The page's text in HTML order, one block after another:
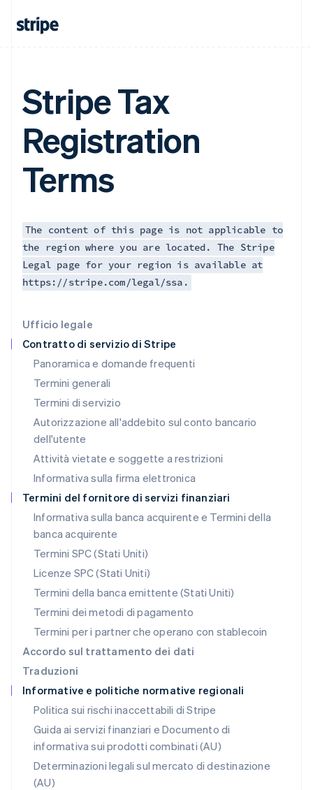
Ufficio legale
Contratto di servizio di Stripe
Panoramica e domande frequenti
Termini generali
Termini di servizio
Autorizzazione all'addebito sul conto bancario
dell'utente
Attività vietate e soggette a restrizioni
Informativa sulla firma elettronica
Termini del fornitore di servizi finanziari
Informativa sulla banca acquirente e Termini della
banca acquirente
Termini SPC (Stati Uniti)
Licenze SPC (Stati Uniti)
Termini della banca emittente (Stati Uniti)
Termini dei metodi di pagamento
Termini per i partner che operano con stablecoin
Accordo sul trattamento dei dati
Traduzioni
Informative e politiche normative regionali
Politica sui rischi inaccettabili di Stripe
Guida ai servizi finanziari e Documento di
informativa sui prodotti combinati (AU)
Determinazioni legali sul mercato di destinazione
(AU)
Stripe Tax
Registration
Terms
The content of this page is not applicable to
the region where you are located. The Stripe
Legal page for your region is available at
https://stripe.com/legal/ssa.
Finlandia
Deutsch English
Giappone
Gibilterra
English
Grecia
English
India
Irlanda
English
Italia
ItalianoEnglish
Lettonia
English
Deutsch English
Lituania
English
Lussemburgo
FrançaisDeutschEnglish
Malaysia
English 简体中文
Malta
English
Messico
Español English
Norvegia
English
English
Paesi Bassi
NederlandsEnglish
English
Portogallo
RAS di Hong Kong, Cina
English 简体中文
Regno Unito
Repubblica Ceca
English
Romania
Singapore
English简体中文
Slovacchia
English